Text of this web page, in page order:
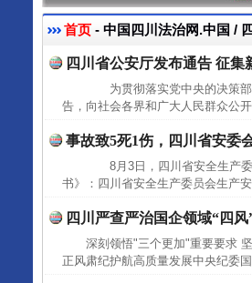
首页 - 中国四川法治网.中国 /
四川省公安厅发布通告 征集
为贯彻落实党中央的决策部
告，向社会各界和广大人民群众
事故致5死1伤，四川省安委
8月3日，四川省安全生产委
书》：四川省安全生产委员会生产
四川严查严治国企领域“四
深刻领悟"三个更加"重要要求
正风肃纪护航高质量发展中央纪